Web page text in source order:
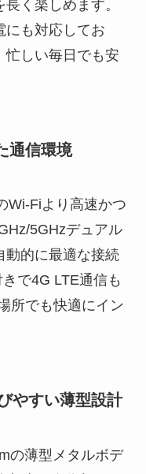
く楽しめます。
にも対応してお
忙しい毎日でも安
通信環境
Wi-Fiより高速かつ
5GHzデュアル
動的に最適な接続
で4G LTE通信も
所でも快適にイン
やすい薄型設計
の薄型メタルボデ